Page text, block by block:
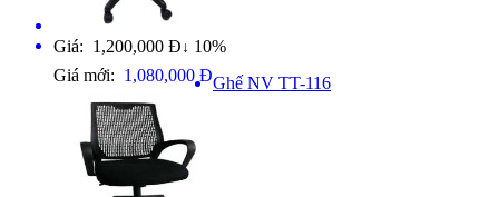
Giá: 1,200,000 Đ ↓ 10%
Giá mới: 1,080,000 ĐGhế NV TT-116